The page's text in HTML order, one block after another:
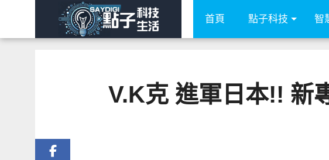
首頁 點子科技 智
V.K克 進軍日本!! 新